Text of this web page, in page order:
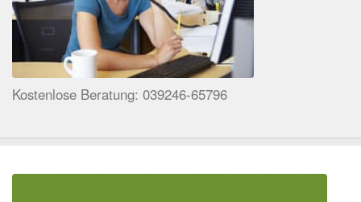
Kostenlose Beratung: 039246-65796